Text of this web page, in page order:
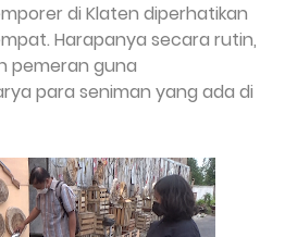
di Klaten diperhatikan
Harapanya secara rutin,
pemeran guna
para seniman yang ada di